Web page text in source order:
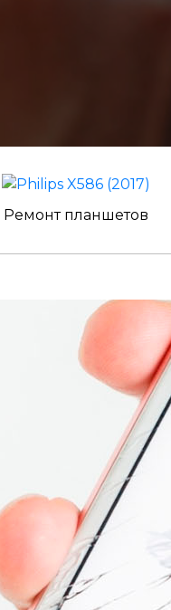
Ремонт планшетов